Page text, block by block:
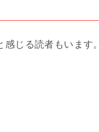
じる読者もいます。